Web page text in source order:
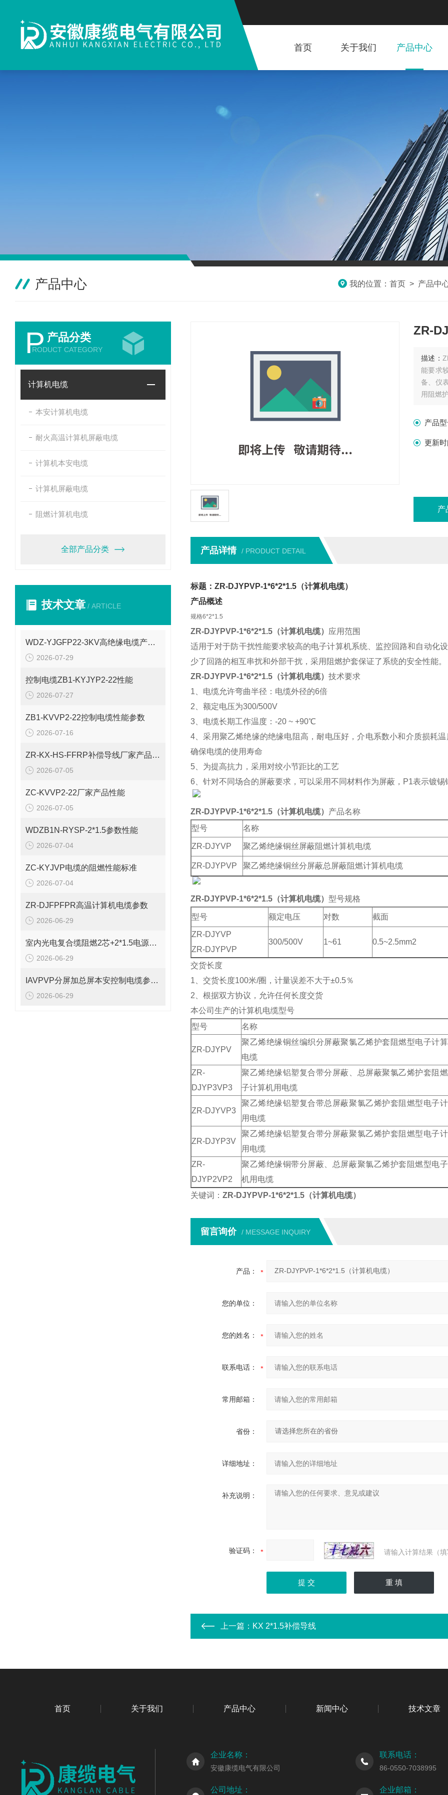
首页 关于我们 产品中心
产品中心 我的位置： 首页 > 产品中
P 产品分类
RODUCT CATEGORY
计算机电缆
本安计算机电缆
耐火高温计算机屏蔽电缆
计算机本安电缆
计算机屏蔽电缆
阻燃计算机电缆
全部产品分类
技术文章 / ARTICLE
WDZ-YJGFP22-3KV高绝缘电缆产品介绍
2026-07-29
控制电缆ZB1-KYJYP2-22性能
2026-07-27
ZB1-KVVP2-22控制电缆性能参数
2026-07-16
ZR-KX-HS-FFRP补偿导线厂家产品性能
2026-07-05
ZC-KVVP2-22厂家产品性能
2026-07-05
WDZB1N-RYSP-2*1.5参数性能
2026-07-04
ZC-KYJVP电缆的阻燃性能标准
2026-07-04
ZR-DJFPFPR高温计算机电缆参数
2026-06-29
室内光电复合缆阻燃2芯+2*1.5电源线参数
2026-06-29
IAVPVP分屏加总屏本安控制电缆参数表
2026-06-29
ZR-
描述：
能要求
备、仪
用阻燃护
产品型
更新时
产
产品详情 / PRODUCT DETAIL
标题：ZR-DJYPVP-1*6*2*1.5（计算机电缆）
产品概述
规格6*2*1.5
ZR-DJYPVP-1*6*2*1.5（计算机电缆） 应用范围
适用于对于防干扰性能要求较高的电子计算机系统、监控回路和自动化
少了回路的相互串扰和外部干扰，采用阻燃护套保证了系统的安全性能。
ZR-DJYPVP-1*6*2*1.5（计算机电缆） 技术要求
1、电缆允许弯曲半径：电缆外径的6倍
2、额定电压为300/500V
3、电缆长期工作温度：-20 ~ +90℃
4、采用聚乙烯绝缘的绝缘电阻高，耐电压好，介电系数小和介质损耗
确保电缆的使用寿命
5、为提高抗力，采用对绞小节距比的工艺
6、针对不同场合的屏蔽要求，可以采用不同材料作为屏蔽，P1表示镀
ZR-DJYPVP-1*6*2*1.5（计算机电缆） 产品名称
型号
名称
ZR-DJYVP 聚乙烯绝缘铜丝屏蔽阻燃计算机电缆
ZR-DJYPVP 聚乙烯绝缘铜丝分屏蔽总屏蔽阻燃计算机电缆
ZR-DJYPVP-1*6*2*1.5（计算机电缆） 型号规格
型号 额定电压 对数 截面
ZR-DJYVP
ZR-DJYPVP
300/500V 1~61 0.5~2.5mm2
交货长度
1、交货长度100米/圈，计量误差不大于±0.5％
2、根据双方协议，允许任何长度交货
本公司生产的计算机电缆型号
型号
名称
ZR-DJYPV
聚乙烯绝缘铜丝编织分屏蔽聚氯乙烯护套阻燃型电子计
电缆
ZR-
DJYP3VP3
聚乙烯绝缘铝塑复合带分屏蔽、总屏蔽聚氯乙烯护套阻
子计算机用电缆
ZR-DJYVP3
聚乙烯绝缘铝塑复合带总屏蔽聚氯乙烯护套阻燃型电子
用电缆
ZR-DJYP3V
聚乙烯绝缘铝塑复合带分屏蔽聚氯乙烯护套阻燃型电子
用电缆
ZR-
DJYP2VP2
聚乙烯绝缘铜带分屏蔽、总屏蔽聚氯乙烯护套阻燃型电
机用电缆
关键词： ZR-DJYPVP-1*6*2*1.5（计算机电缆）
留言询价 / MESSAGE INQUIRY
产品：
您的单位：
您的姓名：
联系电话：
常用邮箱：
省份：
详细地址：
补充说明：
验证码： 请输入计算结果（
上一篇： KX 2*1.5补偿导线
首页 关于我们 产品中心 新闻中心 技术文章
企业名称：
安徽康缆电气有限公司
联系电话：
86-0550-7038995
公司地址： 企业邮箱：